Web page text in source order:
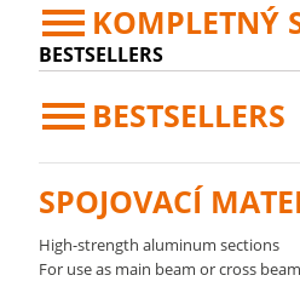
KOMPLETNÝ
BESTSELLERS
BESTSELLERS
SPOJOVACÍ
High-strength aluminum sections
For use as main beam or cross beam